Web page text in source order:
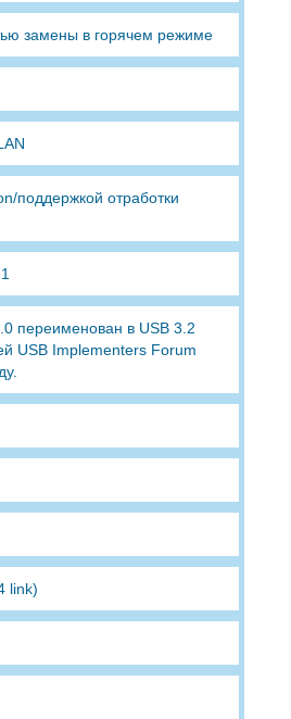
замены в горячем режиме
поддержкой отработки
переименован в USB 3.2
USB Implementers Forum
link)